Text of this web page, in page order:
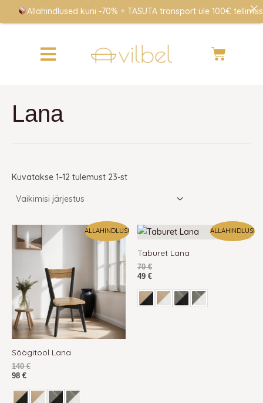
to
Cart
Lana
Kuvatakse 1–12 tulemust 23-st
ALLAHINDLUS!
Söögitool Lana
140€
98 €
ALLAHINDLUS!
Taburet Lana
70€
49 €
Allahindlused kuni -70% + TASUTA transport üle 100€